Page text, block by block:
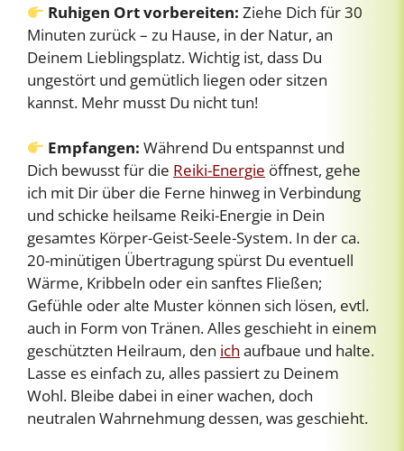
Ruhigen Ort vorbereiten: Ziehe Dich für 30
Minuten zurück – zu Hause, in der Natur, an
Deinem Lieblingsplatz. Wichtig ist, dass Du
ungestört und gemütlich liegen oder sitzen
kannst. Mehr musst Du nicht tun!
Empfangen: Während Du entspannst und
Dich bewusst für die Reiki-Energie öffnest, gehe
ich mit Dir über die Ferne hinweg in Verbindung
und schicke heilsame Reiki-Energie in Dein
gesamtes Körper-Geist-Seele-System. In der ca.
20-minütigen Übertragung spürst Du eventuell
Wärme, Kribbeln oder ein sanftes Fließen;
Gefühle oder alte Muster können sich lösen, evtl.
auch in Form von Tränen. Alles geschieht in einem
geschützten Heilraum, den ich aufbaue und halte.
Lasse es einfach zu, alles passiert zu Deinem
Wohl. Bleibe dabei in einer wachen, doch
neutralen Wahrnehmung dessen, was geschieht.